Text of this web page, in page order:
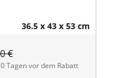
36.5 x 43 x 53 cm
€
Tagen vor dem Rabatt